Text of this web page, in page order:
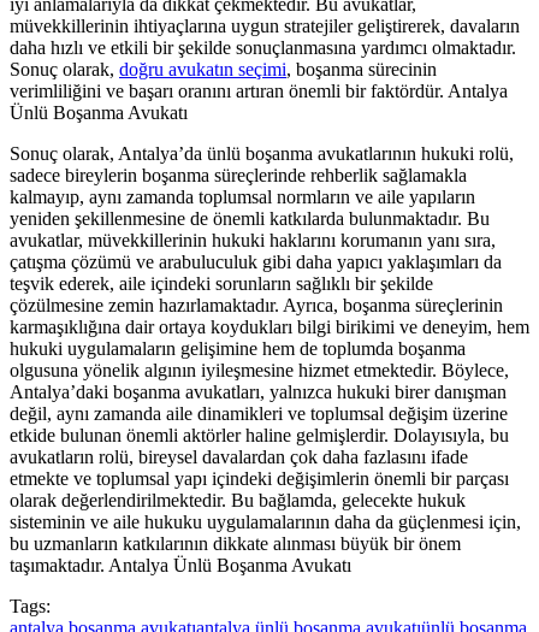
iyi anlamalarıyla da dikkat çekmektedir. Bu avukatlar,
müvekkillerinin ihtiyaçlarına uygun stratejiler geliştirerek, davaların
daha hızlı ve etkili bir şekilde sonuçlanmasına yardımcı olmaktadır.
Sonuç olarak, doğru avukatın seçimi, boşanma sürecinin
verimliliğini ve başarı oranını artıran önemli bir faktördür. Antalya
Ünlü Boşanma Avukatı
Sonuç olarak, Antalya’da ünlü boşanma avukatlarının hukuki rolü,
sadece bireylerin boşanma süreçlerinde rehberlik sağlamakla
kalmayıp, aynı zamanda toplumsal normların ve aile yapıların
yeniden şekillenmesine de önemli katkılarda bulunmaktadır. Bu
avukatlar, müvekkillerinin hukuki haklarını korumanın yanı sıra,
çatışma çözümü ve arabuluculuk gibi daha yapıcı yaklaşımları da
teşvik ederek, aile içindeki sorunların sağlıklı bir şekilde
çözülmesine zemin hazırlamaktadır. Ayrıca, boşanma süreçlerinin
karmaşıklığına dair ortaya koydukları bilgi birikimi ve deneyim, hem
hukuki uygulamaların gelişimine hem de toplumda boşanma
olgusuna yönelik algının iyileşmesine hizmet etmektedir. Böylece,
Antalya’daki boşanma avukatları, yalnızca hukuki birer danışman
değil, aynı zamanda aile dinamikleri ve toplumsal değişim üzerine
etkide bulunan önemli aktörler haline gelmişlerdir. Dolayısıyla, bu
avukatların rolü, bireysel davalardan çok daha fazlasını ifade
etmekte ve toplumsal yapı içindeki değişimlerin önemli bir parçası
olarak değerlendirilmektedir. Bu bağlamda, gelecekte hukuk
sisteminin ve aile hukuku uygulamalarının daha da güçlenmesi için,
bu uzmanların katkılarının dikkate alınması büyük bir önem
taşımaktadır. Antalya Ünlü Boşanma Avukatı
Tags:
antalya boşanma avukatıantalya ünlü boşanma avukatıünlü boşanma